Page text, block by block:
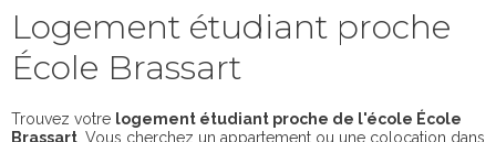
Logement étudiant proche
École Brassart
Trouvez votre logement étudiant proche de l'école École
Brassart . Vous cherchez un appartement ou une colocation dans